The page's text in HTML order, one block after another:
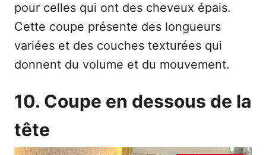
pour celles qui ont des cheveux épais.
Cette coupe présente des longueurs
variées et des couches texturées qui
donnent du volume et du mouvement.
10. Coupe en dessous de la
tête